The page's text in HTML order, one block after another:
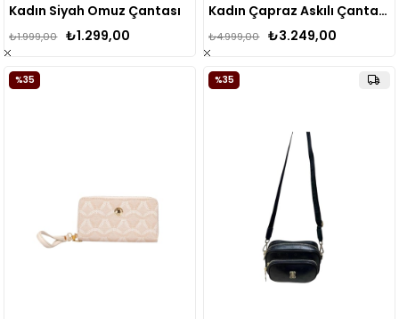
Kadın Siyah Omuz Çantası
₺1.299,00
₺1.999,00
Kadın Çapraz Askılı Çanta 05pc24k824
₺3.249,00
₺4.999,00
%35 %35